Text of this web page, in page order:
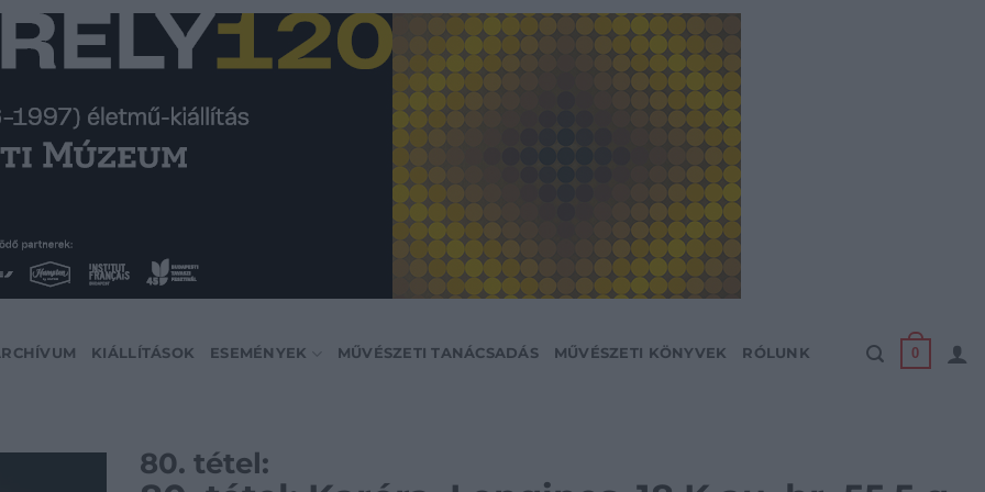
KIÁLLÍTÁSOK ESEMÉNYEK MŰVÉSZETI TANÁCSADÁS MŰVÉSZETI KÖNYVEK RÓLUNK 0
80. tétel: